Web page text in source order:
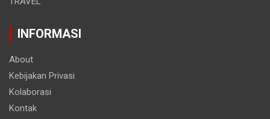
INFORMASI
About
Kebijakan Privasi
Kolaborasi
Kontak